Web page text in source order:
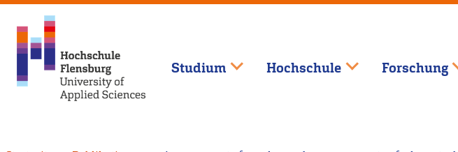
Studium Hochschule Forschung